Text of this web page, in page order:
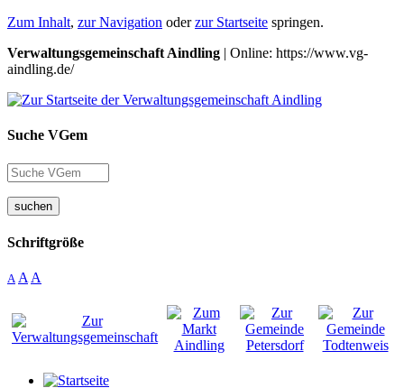
Zum Inhalt, zur Navigation oderzur Startseite springen.
Verwaltungsgemeinschaft Aindling | Online: https://www.vg-
aindling.de/
Suche VGem
suchen
Schriftgröße
A A A